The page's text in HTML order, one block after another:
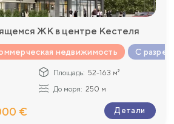
ЖК в центре Кестеля
недвижимость С
Площадь: 52-163 м²
До моря: 250 м
€ Детали